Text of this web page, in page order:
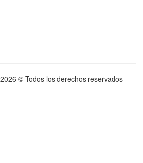
2026 © Todos los derechos reservados